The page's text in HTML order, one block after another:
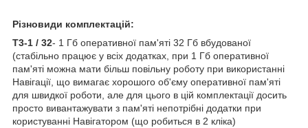
Різновиди комплектацій:
Т3-1 / 32- 1 Гб оперативної пам'яті 32 Гб вбудованої
(стабільно працює у всіх додатках, при 1 Гб оперативної
пам'яті можна мати більш повільну роботу при використанні
Навігації, що вимагає хорошого об'єму оперативної пам'яті
для швидкої роботи, але для цього в цій комплектації досить
просто вивантажувати з пам'яті непотрібні додатки при
користуванні Навігатором (що робиться в 2 кліка)